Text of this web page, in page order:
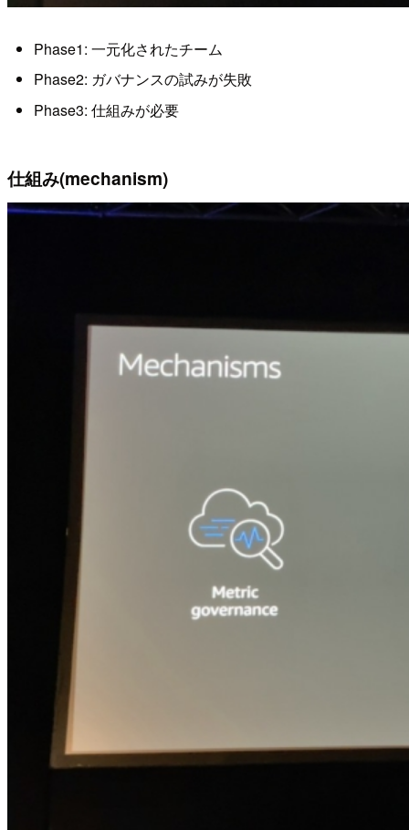
Phase1: 一元化されたチーム
Phase2: ガバナンスの試みが失敗
Phase3: 仕組みが必要
仕組み(mechanism)